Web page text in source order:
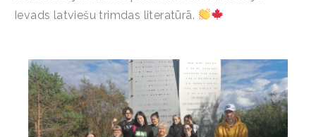
Ievads latviešu trimdas literatūrā.